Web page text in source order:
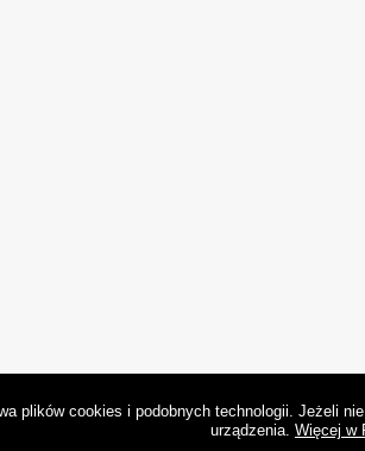
plików cookies i podobnych technologii. Jeżeli
urządzenia. Więcej w